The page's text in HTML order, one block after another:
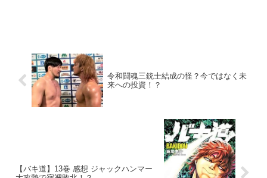
令和闘魂三銃士結成の怪？今ではなく未
来への投資！？
【バキ道】13巻 感想 ジャックハンマー